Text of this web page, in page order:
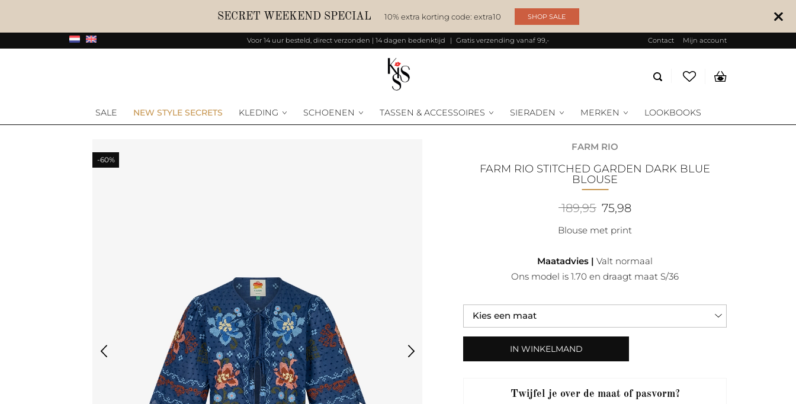
SECRET WEEKEND SPECIAL 10% extra korting code: extra10 SHOP SALE
Voor 14 uur besteld, direct verzonden | 14 dagen bedenktijd Gratis verzending vanaf 99,- Contact Mijn account
Producten
zoeken
SALE NEW STYLE SECRETS KLEDING SCHOENEN TASSEN & ACCESSOIRES SIERADEN MERKEN LOOKBOOKS
-60%
FARM RIO
FARM RIO STITCHED GARDEN DARK BLUE
BLOUSE
189,95 Oorspronkelijke
prijs
was:
75,98Huidige
is:
Blouse met print
Maatadvies | Valt normaal
Ons model is 1.70 en draagt maat S/36
IN WINKELMAND
Twijfel je over de maat of pasvorm?